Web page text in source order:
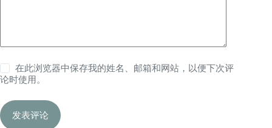
在此浏览器中保存我的姓名、邮箱和网站，以便下次评
论时使用。
发表评论